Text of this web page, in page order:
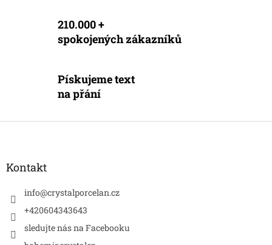
210.000 +
spokojených zákazníků
Pískujeme text
na přání
Z
Kontakt
info@crystalporcelan.cz
+420604343643
sledujte nás na Facebooku